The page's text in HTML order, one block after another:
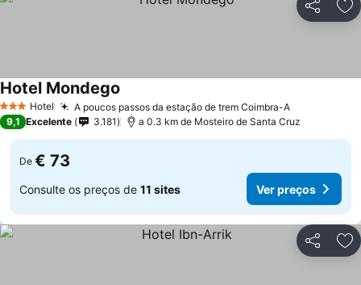
Partilhar
3 EstrelasHotel A poucos passos da estação de trem Coimbra-AVer preços
Hotel Mondego
9,1 Excelente 3.181 a 0.3 km de Mosteiro de Santa Cruz
De € 73
Consulte os preços de 11 sites Ver preços
Partilhar